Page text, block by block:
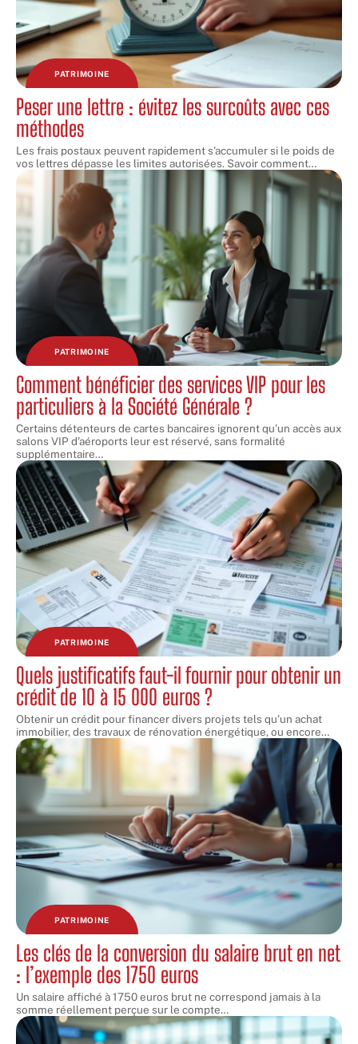
PATRIMOINE
Peser une lettre : évitez les surcoûts avec ces
méthodes
Les frais postaux peuvent rapidement s'accumuler si le poids de
vos lettres dépasse les limites autorisées. Savoir comment…
PATRIMOINE
Comment bénéficier des services VIP pour les
particuliers à la Société Générale ?
Certains détenteurs de cartes bancaires ignorent qu'un accès aux
salons VIP d'aéroports leur est réservé, sans formalité
supplémentaire…
PATRIMOINE
Quels justificatifs faut-il fournir pour obtenir un
crédit de 10 à 15 000 euros ?
Obtenir un crédit pour financer divers projets tels qu'un achat
immobilier, des travaux de rénovation énergétique, ou encore…
PATRIMOINE
Les clés de la conversion du salaire brut en net
: l’exemple des 1750 euros
Un salaire affiché à 1750 euros brut ne correspond jamais à la
somme réellement perçue sur le compte…